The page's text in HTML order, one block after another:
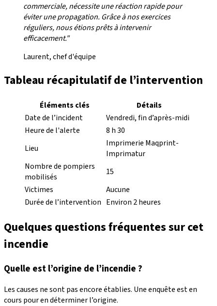
commerciale, nécessite une réaction rapide pour
éviter une propagation. Grâce à nos exercices
réguliers, nous étions prêts à intervenir
efficacement."
Laurent, chef d'équipe
Tableau récapitulatif de l’intervention
Éléments clés
Détails
Date de l’incident
Vendredi, fin d’après-midi
Heure de l'alerte
8 h 30
Lieu
Imprimerie Maqprint-
Imprimatur
Nombre de pompiers
mobilisés
15
Victimes
Aucune
Durée de l’intervention Environ 2 heures
Quelques questions fréquentes sur cet
incendie
Quelle est l’origine de l’incendie ?
Les causes ne sont pas encore établies. Une enquête est en
cours pour en déterminer l’origine.